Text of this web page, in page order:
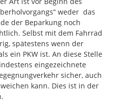
weder  das
der Beparkung noch
Selbst mit dem Fahrrad
spätestens wenn der
ein PKW ist. An diese Stelle
eingezeichnete
sicher, auch
kann. Dies ist in der